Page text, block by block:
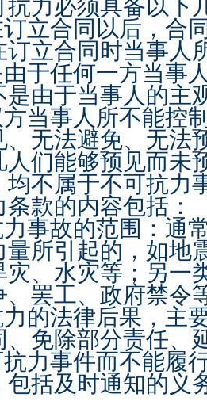
必须具备以下
立合同以后，合
订立合同时当事人
于任何一方当事
是由于当事人的主
当事人所不能控
、无法避免、无法
能够预见而未
均不属于不可抗力
的内容包括：
事故的范围：通
量所引起的，如地
灾、水灾等；另一
、罢工、政府禁令
的法律后果，主
、免除部分责任、
抗力事件而不能履
包括及时通知的义